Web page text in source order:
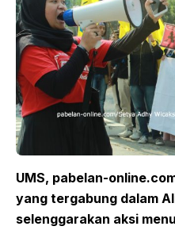
UMS, pabelan-
yang tergabung dalam
selenggarakan aksi